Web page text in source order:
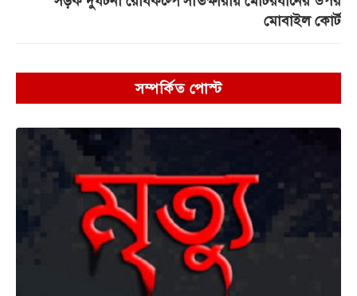
মোবাইল কোর্ট
সম্পর্কিত পোস্ট